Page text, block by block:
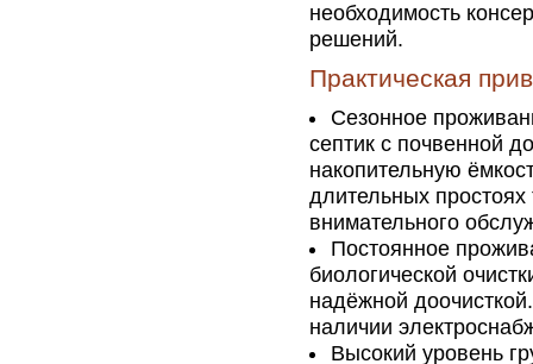
необходимость
решений.
Практическая
Сезонное
септик с почвенной
накопительную
длительных
внимательного
Постоянное
биологической
надёжной
наличии
Высокий уровень